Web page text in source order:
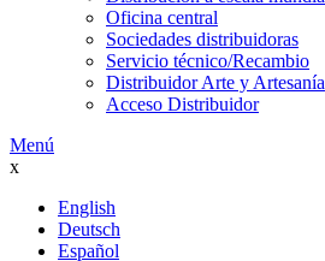
Oficina central
Sociedades distribuidoras
Servicio técnico/Recambio
Distribuidor Arte y Artesanía
Acceso Distribuidor
Menú
x
English
Deutsch
Español